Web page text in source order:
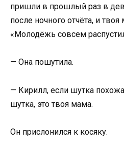
пришли в прошлый раз в
после ночного отчёта, и твоя
«Молодёжь совсем
— Она пошутила.
— Кирилл, если шутка
шутка, это твоя мама.
Он прислонился к косяку.